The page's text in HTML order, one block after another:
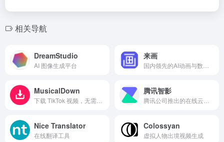
相关导航
DreamStudio
AI 图像生成平台
来画
MusicalDown 腾讯智影
Nice Translator
在线翻译工具
Colossyan
虚拟人物出境视频生成